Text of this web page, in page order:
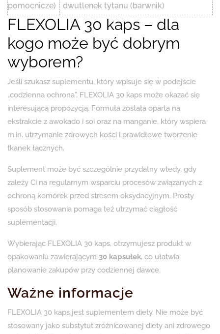
pomocnicze)
dwutlenek tytanu (barwnik)
FLEXOLIA 30 kaps – dla
kogo może być dobrym
wyborem?
Jeśli szukasz suplementu, który wpisuje się w podejście
„codzienna ochrona”, FLEXOLIA 30 kaps może okazać się
interesującą propozycją. Formuła została oparta na
ekstrakcie z awokado i soi oraz na manganie, który wspiera
m.in. utrzymanie zdrowych kości i prawidłowe tworzenie
tkanek łącznych.
Suplement może być szczególnie przydatny wtedy, gdy
zależy Ci na regularnym wsparciu procesów związanych z
ochroną komórek przed stresem oksydacyjnym. Prosty
sposób stosowania pomaga też utrzymać ciągłość
suplementacji.
Wybierając FLEXOLIA 30 kaps, otrzymujesz produkt w
opakowaniu zawierającym 30 kapsułek, co ułatwia
planowanie zakupów przy codziennej dawce.
Ważne informacje
FLEXOLIA 30 kaps jest suplementem diety. Nie może być
stosowany jako substytut zróżnicowanej diety ani zdrowego